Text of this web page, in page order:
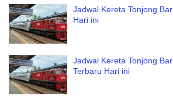
Jadwal Kereta Tonjong
Hari ini
Jadwal Kereta Tonjong
Terbaru Hari ini